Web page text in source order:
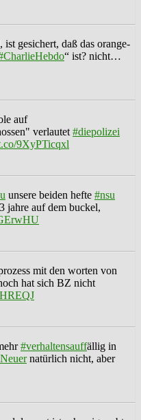
ist gesichert, daß das orange-
“ ist? nicht…
auf
verlautet #diepolizei
9XyPTicqxl
unsere beiden hefte #nsu
jahre auf dem buckel,
mit den worten von
hat sich BZ nicht
#verhaltensauffällig in
natürlich nicht, aber